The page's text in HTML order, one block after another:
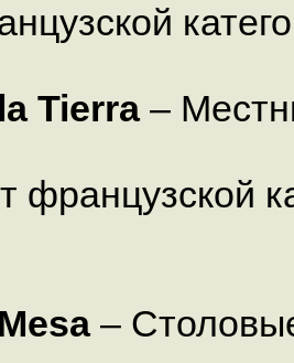
Tierra–
французской
–